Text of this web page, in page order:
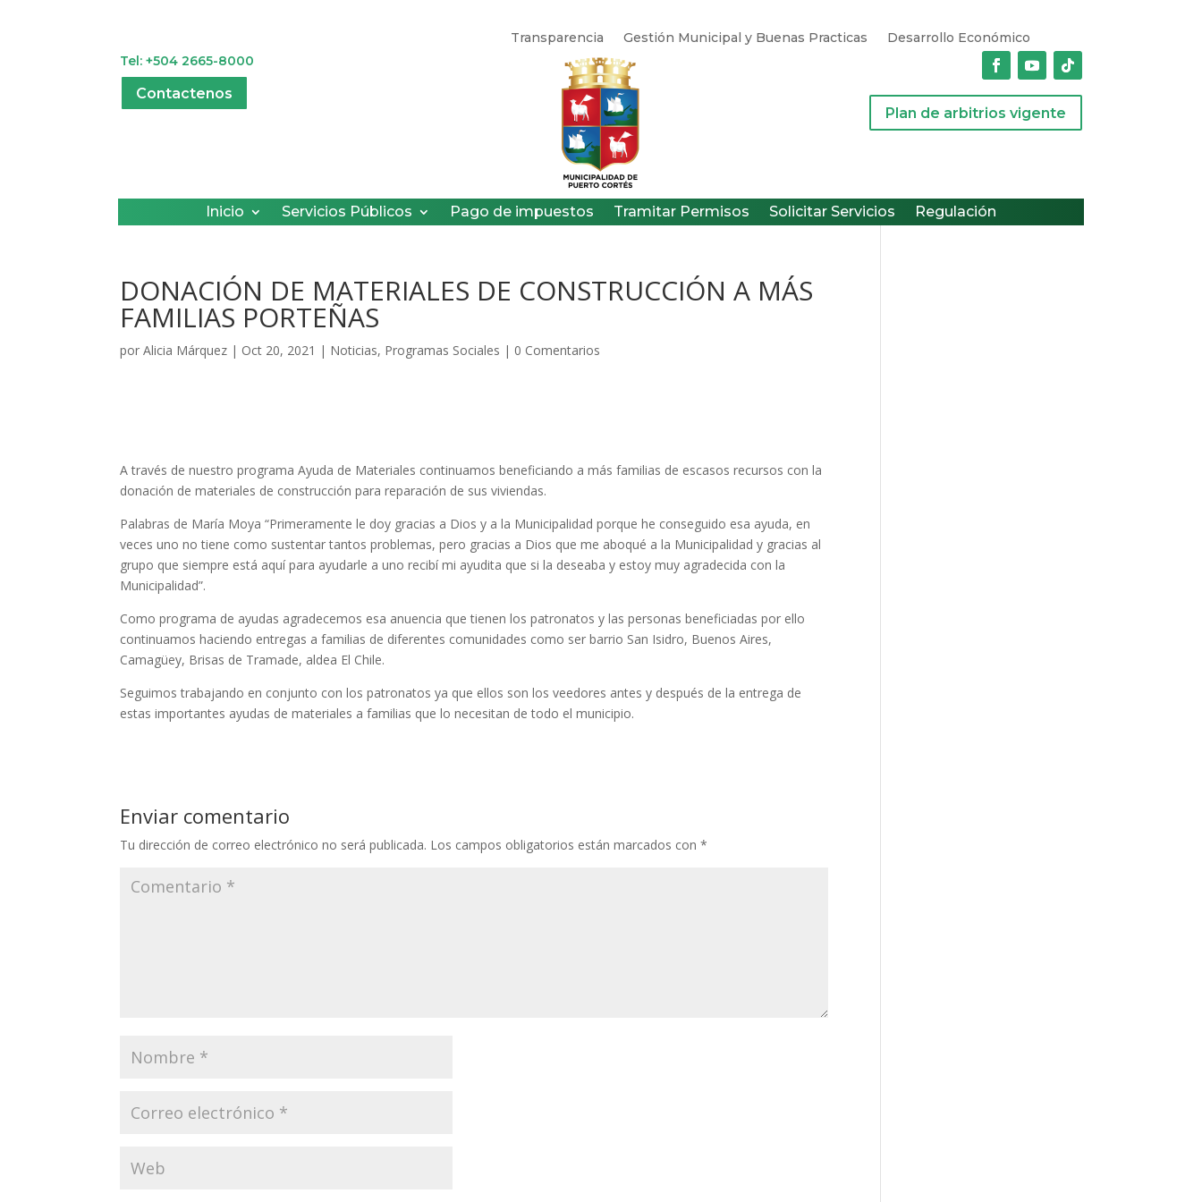
Transparencia Gestión Municipal y Buenas Practicas
Desarrollo Económico
Tel: +504 2665-8000
Contactenos
Plan de arbitrios vigente
Inicio Servicios Públicos Pago de impuestos Tramitar Permisos Solicitar Servicios Regulación
DONACIÓN DE MATERIALES DE CONSTRUCCIÓN A MÁS
FAMILIAS PORTEÑAS
porAlicia Márquez | Oct 20, 2021 | Noticias, Programas Sociales | 0 Comentarios
A través de nuestro programa Ayuda de Materiales continuamos beneficiando a más familias de escasos recursos con la
donación de materiales de construcción para reparación de sus viviendas.
Palabras de María Moya “Primeramente le doy gracias a Dios y a la Municipalidad porque he conseguido esa ayuda, en
veces uno no tiene como sustentar tantos problemas, pero gracias a Dios que me aboqué a la Municipalidad y gracias al
grupo que siempre está aquí para ayudarle a uno recibí mi ayudita que si la deseaba y estoy muy agradecida con la
Municipalidad”.
Como programa de ayudas agradecemos esa anuencia que tienen los patronatos y las personas beneficiadas por ello
continuamos haciendo entregas a familias de diferentes comunidades como ser barrio San Isidro, Buenos Aires,
Camagüey, Brisas de Tramade, aldea El Chile.
Seguimos trabajando en conjunto con los patronatos ya que ellos son los veedores antes y después de la entrega de
estas importantes ayudas de materiales a familias que lo necesitan de todo el municipio.
Enviar comentario
Tu dirección de correo electrónico no será publicada. Los campos obligatorios están marcados con*